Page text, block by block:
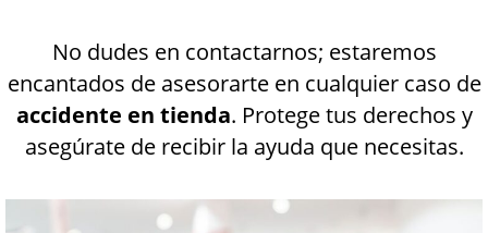
No dudes en contactarnos; estaremos
encantados de asesorarte en cualquier caso de
accidente en tienda. Protege tus derechos y
asegúrate de recibir la ayuda que necesitas.